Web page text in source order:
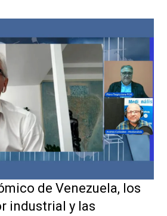
de Venezuela, los
industrial y las